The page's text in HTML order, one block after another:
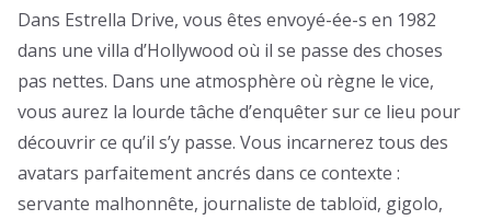
Dans Estrella Drive, vous êtes envoyé-ée-s en 1982
dans une villa d’Hollywood où il se passe des choses
pas nettes. Dans une atmosphère où règne le vice,
vous aurez la lourde tâche d’enquêter sur ce lieu pour
découvrir ce qu’il s’y passe. Vous incarnerez tous des
avatars parfaitement ancrés dans ce contexte :
servante malhonnête, journaliste de tabloïd, gigolo,